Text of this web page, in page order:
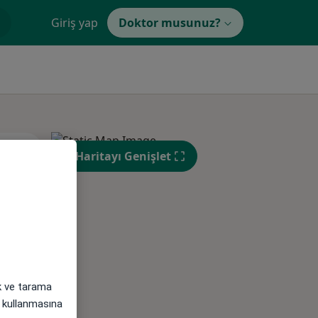
Giriş yap Doktor musunuz?
Çar,
12 Ağustos
Per,
13 Ağustos
Haritayı Genişlet
ve tarama